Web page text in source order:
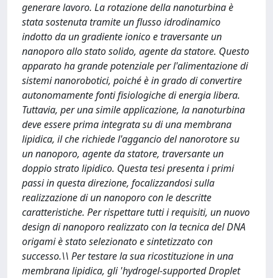
generare lavoro. La rotazione della nanoturbina è
stata sostenuta tramite un flusso idrodinamico
indotto da un gradiente ionico e traversante un
nanoporo allo stato solido, agente da statore. Questo
apparato ha grande potenziale per l'alimentazione di
sistemi nanorobotici, poiché è in grado di convertire
autonomamente fonti fisiologiche di energia libera.
Tuttavia, per una simile applicazione, la nanoturbina
deve essere prima integrata su di una membrana
lipidica, il che richiede l'aggancio del nanorotore su
un nanoporo, agente da statore, traversante un
doppio strato lipidico. Questa tesi presenta i primi
passi in questa direzione, focalizzandosi sulla
realizzazione di un nanoporo con le descritte
caratteristiche. Per rispettare tutti i requisiti, un nuovo
design di nanoporo realizzato con la tecnica del DNA
origami è stato selezionato e sintetizzato con
successo.\\ Per testare la sua ricostituzione in una
membrana lipidica, gli 'hydrogel-supported Droplet